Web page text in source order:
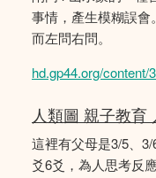
事情，產生模糊誤會
而左問右問。
hd.gp44.org/content/
人類圖 親子教育
這裡有父母是3/5、
爻6爻，為人思考反